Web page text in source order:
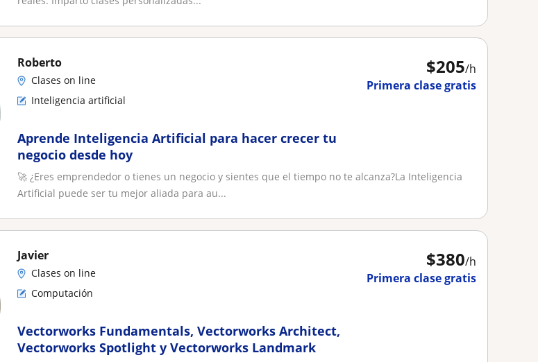
$205/h
Primera clase gratis
Roberto
Clases on line
Inteligencia artificial
Aprende Inteligencia Artificial para hacer crecer tu
negocio desde hoy
🚀 ¿Eres emprendedor o tienes un negocio y sientes que el tiempo no te alcanza?La Inteligencia
Artificial puede ser tu mejor aliada para au...
$380/h
Primera clase gratis
Javier
Clases on line
Computación
Vectorworks Fundamentals, Vectorworks Architect,
Vectorworks Spotlight y Vectorworks Landmark